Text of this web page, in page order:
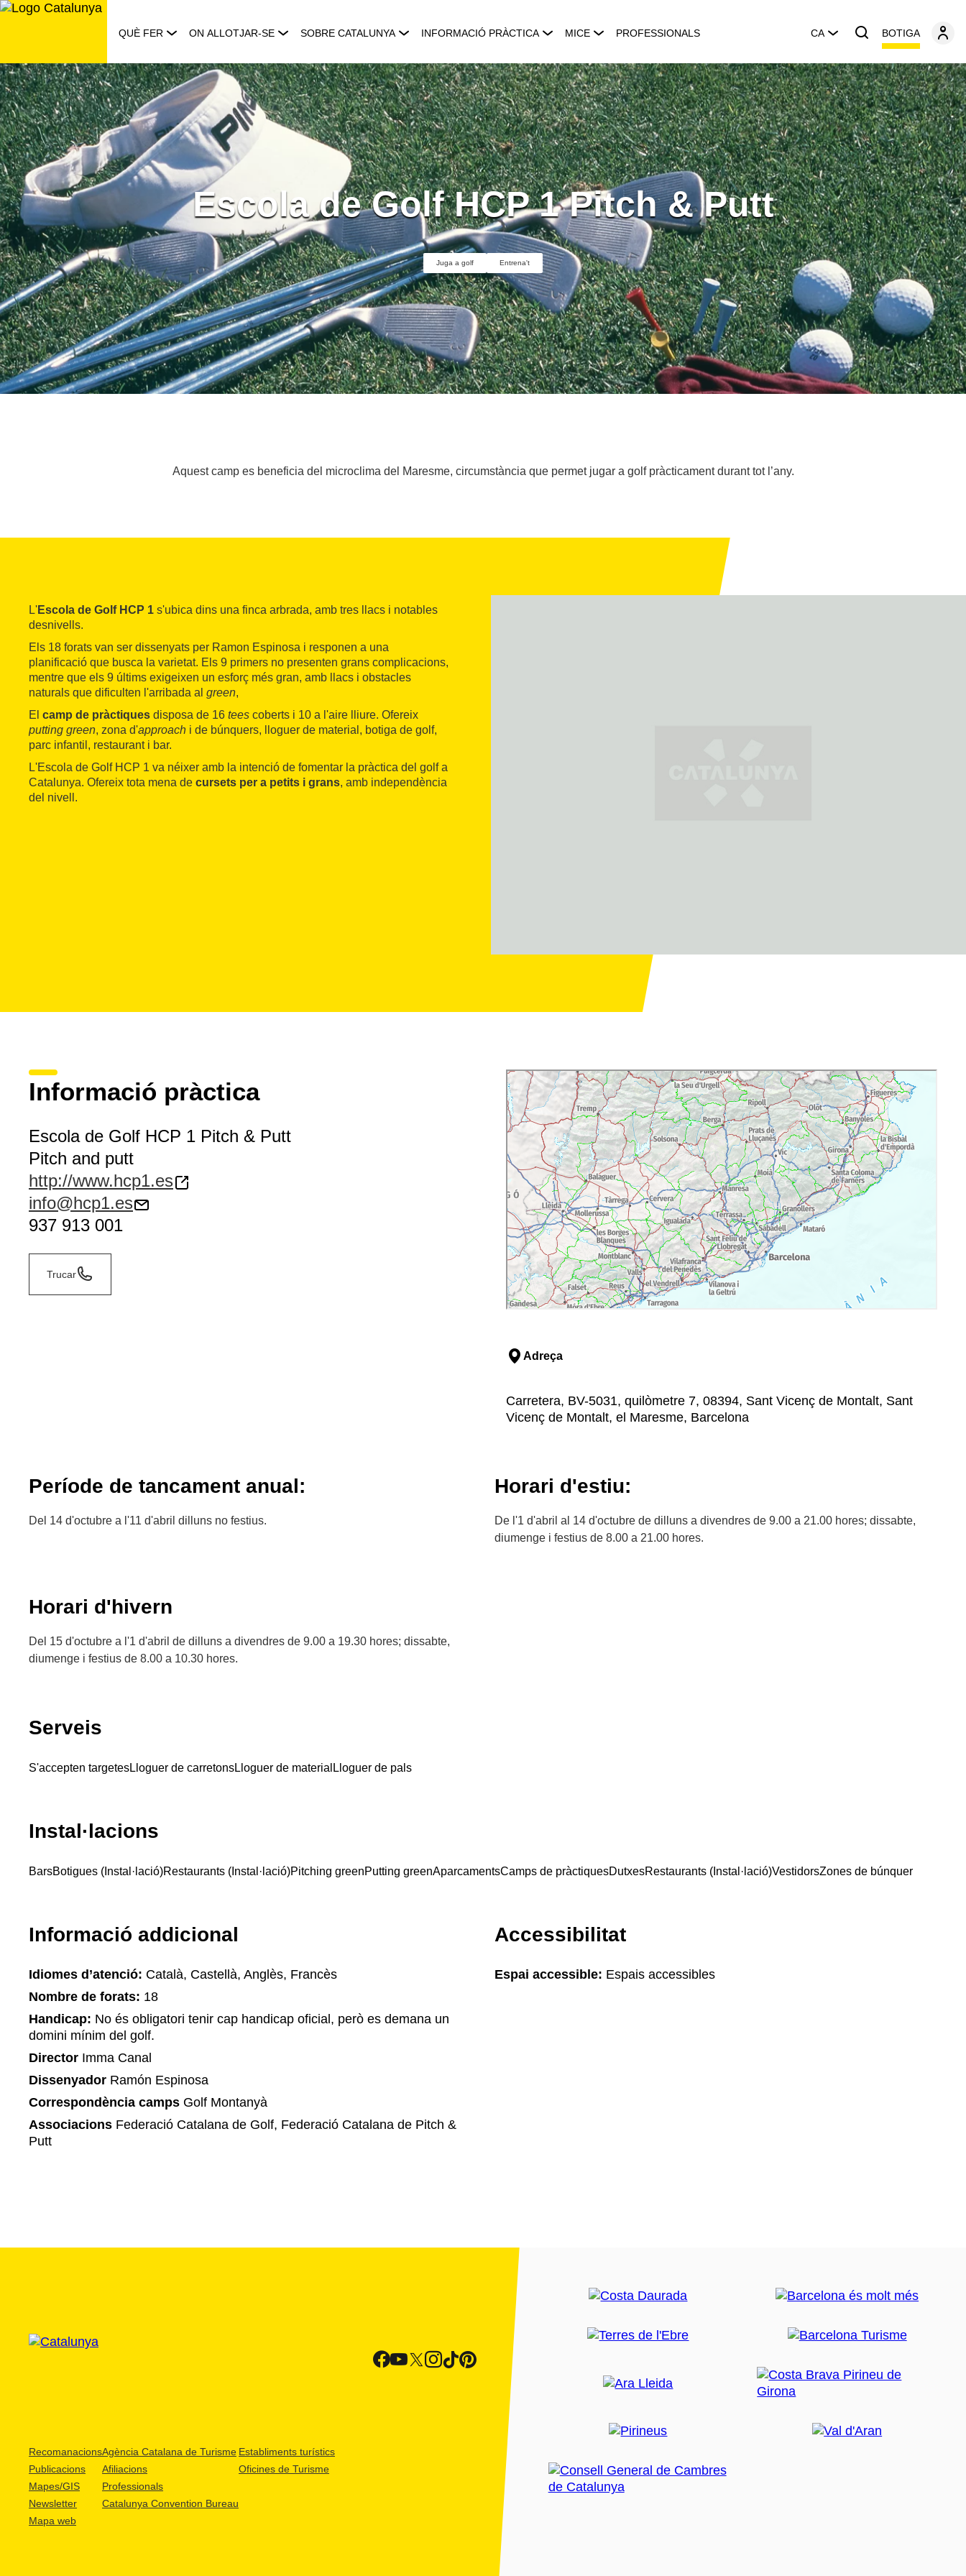
Saltar
QUÈ FER ON ALLOTJAR-SE SOBRE CATALUNYA INFORMACIÓ PRÀCTICA MICE PROFESSIONALS CA BOTIGA
Escola de Golf HCP 1 Pitch & Putt
Juga a golf Entrena't
Aquest camp es beneficia del microclima del Maresme, circumstància que permet jugar a golf pràcticament durant tot l’any.
L'Escola de Golf HCP 1 s'ubica dins una finca arbrada, amb tres llacs i notables
desnivells.
Els 18 forats van ser dissenyats per Ramon Espinosa i responen a una
planificació que busca la varietat. Els 9 primers no presenten grans complicacions,
mentre que els 9 últims exigeixen un esforç més gran, amb llacs i obstacles
naturals que dificulten l'arribada al green,
El camp de pràctiques disposa de 16 tees coberts i 10 a l'aire lliure. Ofereix
putting green, zona d'approach i de búnquers, lloguer de material, botiga de golf,
parc infantil, restaurant i bar.
L'Escola de Golf HCP 1 va néixer amb la intenció de fomentar la pràctica del golf a
Catalunya. Ofereix tota mena de cursets per a petits i grans, amb independència
del nivell.
Informació pràctica
Escola de Golf HCP 1 Pitch & Putt
Pitch and putt
http://www.hcp1.es
info@hcp1.es
937 913 001
Trucar
Adreça
Carretera, BV-5031, quilòmetre 7, 08394, Sant Vicenç de Montalt, Sant
Vicenç de Montalt, el Maresme, Barcelona
Període de tancament anual:
Del 14 d'octubre a l'11 d'abril dilluns no festius.
Horari d'estiu:
De l'1 d'abril al 14 d'octubre de dilluns a divendres de 9.00 a 21.00 hores; dissabte,
diumenge i festius de 8.00 a 21.00 hores.
Horari d'hivern
Del 15 d'octubre a l'1 d'abril de dilluns a divendres de 9.00 a 19.30 hores; dissabte,
diumenge i festius de 8.00 a 10.30 hores.
Serveis
S'accepten targetesLloguer de carretonsLloguer de material Lloguer de pals
Instal·lacions
BarsBotigues (Instal·lació)Restaurants (Instal·lació)Pitching greenPutting greenAparcamentsCamps de pràctiquesDutxesRestaurants (Instal·lació)VestidorsZones de búnquer
Informació addicional
Idiomes d’atenció: Català, Castellà, Anglès, Francès
Nombre de forats: 18
Handicap: No és obligatori tenir cap handicap oficial, però es demana un
domini mínim del golf.
Director Imma Canal
Dissenyador Ramón Espinosa
Correspondència camps Golf Montanyà
Associacions Federació Catalana de Golf, Federació Catalana de Pitch &
Putt
Accessibilitat
Espai accessible: Espais accessibles
Recomanacions
Publicacions
Mapes/GIS
Newsletter
Mapa web
Agència Catalana de Turisme
Afiliacions
Professionals
Catalunya Convention Bureau
Establiments turístics
Oficines de Turisme